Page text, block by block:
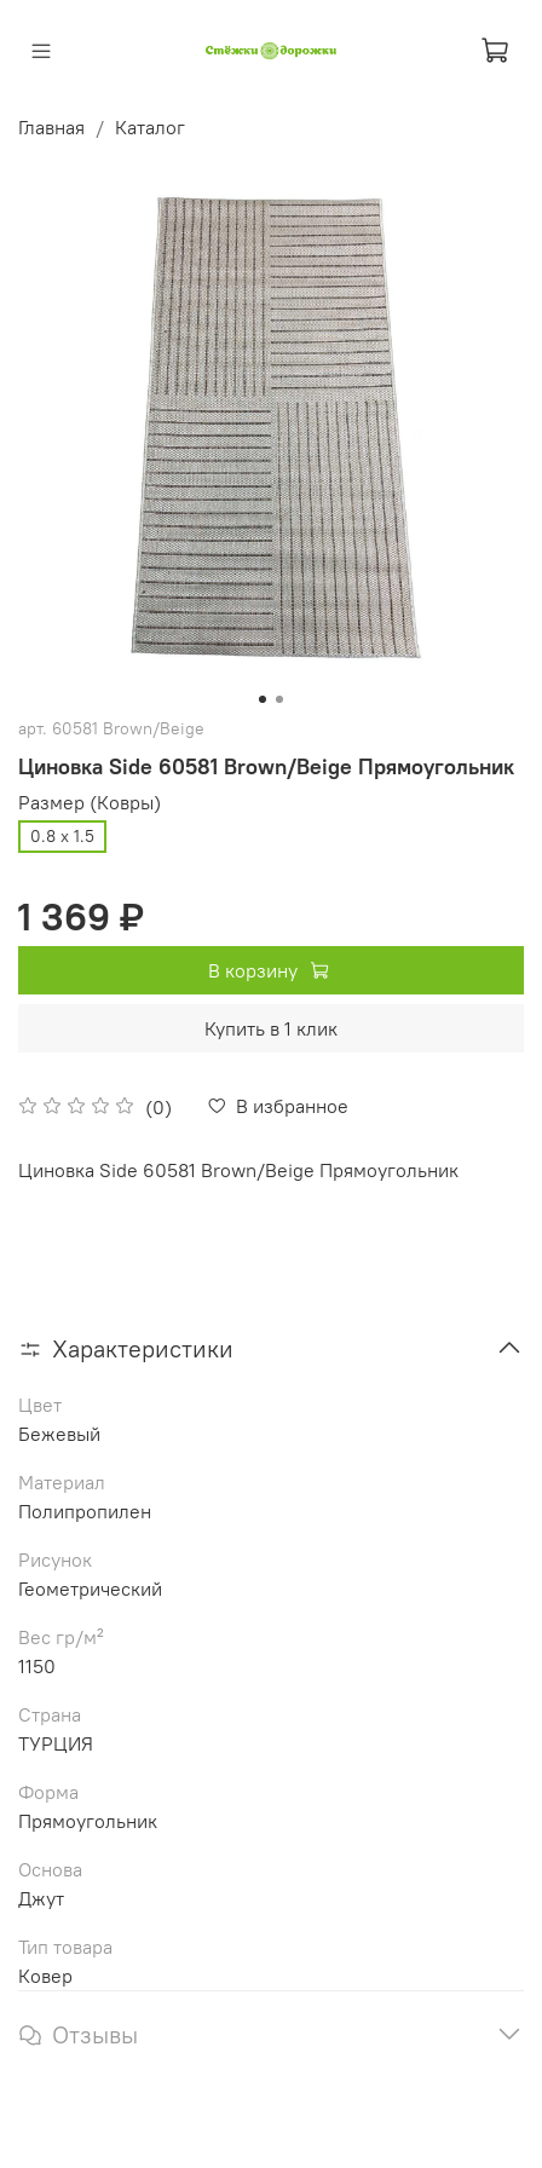
Главная Каталог
арт. 60581 Brown/Beige
Циновка Side 60581 Brown/Beige Прямоугольник
(0) В избранное
Размер (Ковры)
0.8 х 1.5
1 369 ₽
В корзину
Купить в 1 клик
Циновка Side 60581 Brown/Beige Прямоугольник
Характеристики
Цвет
Бежевый
Материал
Полипропилен
Рисунок
Геометрический
Вес гр/м²
1150
Страна
ТУРЦИЯ
Форма
Прямоугольник
Основа
Джут
Тип товара
Ковер
Отзывы